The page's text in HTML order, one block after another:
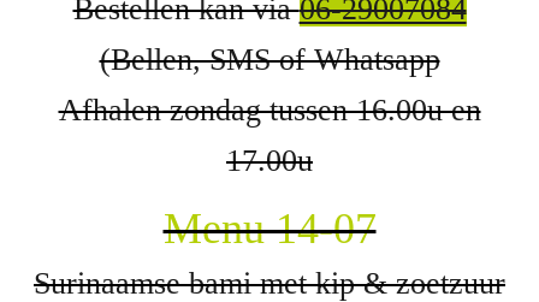
Bestellen kan via06-29007084
(Bellen, SMS of Whatsapp
Afhalen zondag tussen 16.00u en
17.00u
Menu 14-07
Surinaamse bami met kip & zoetzuur